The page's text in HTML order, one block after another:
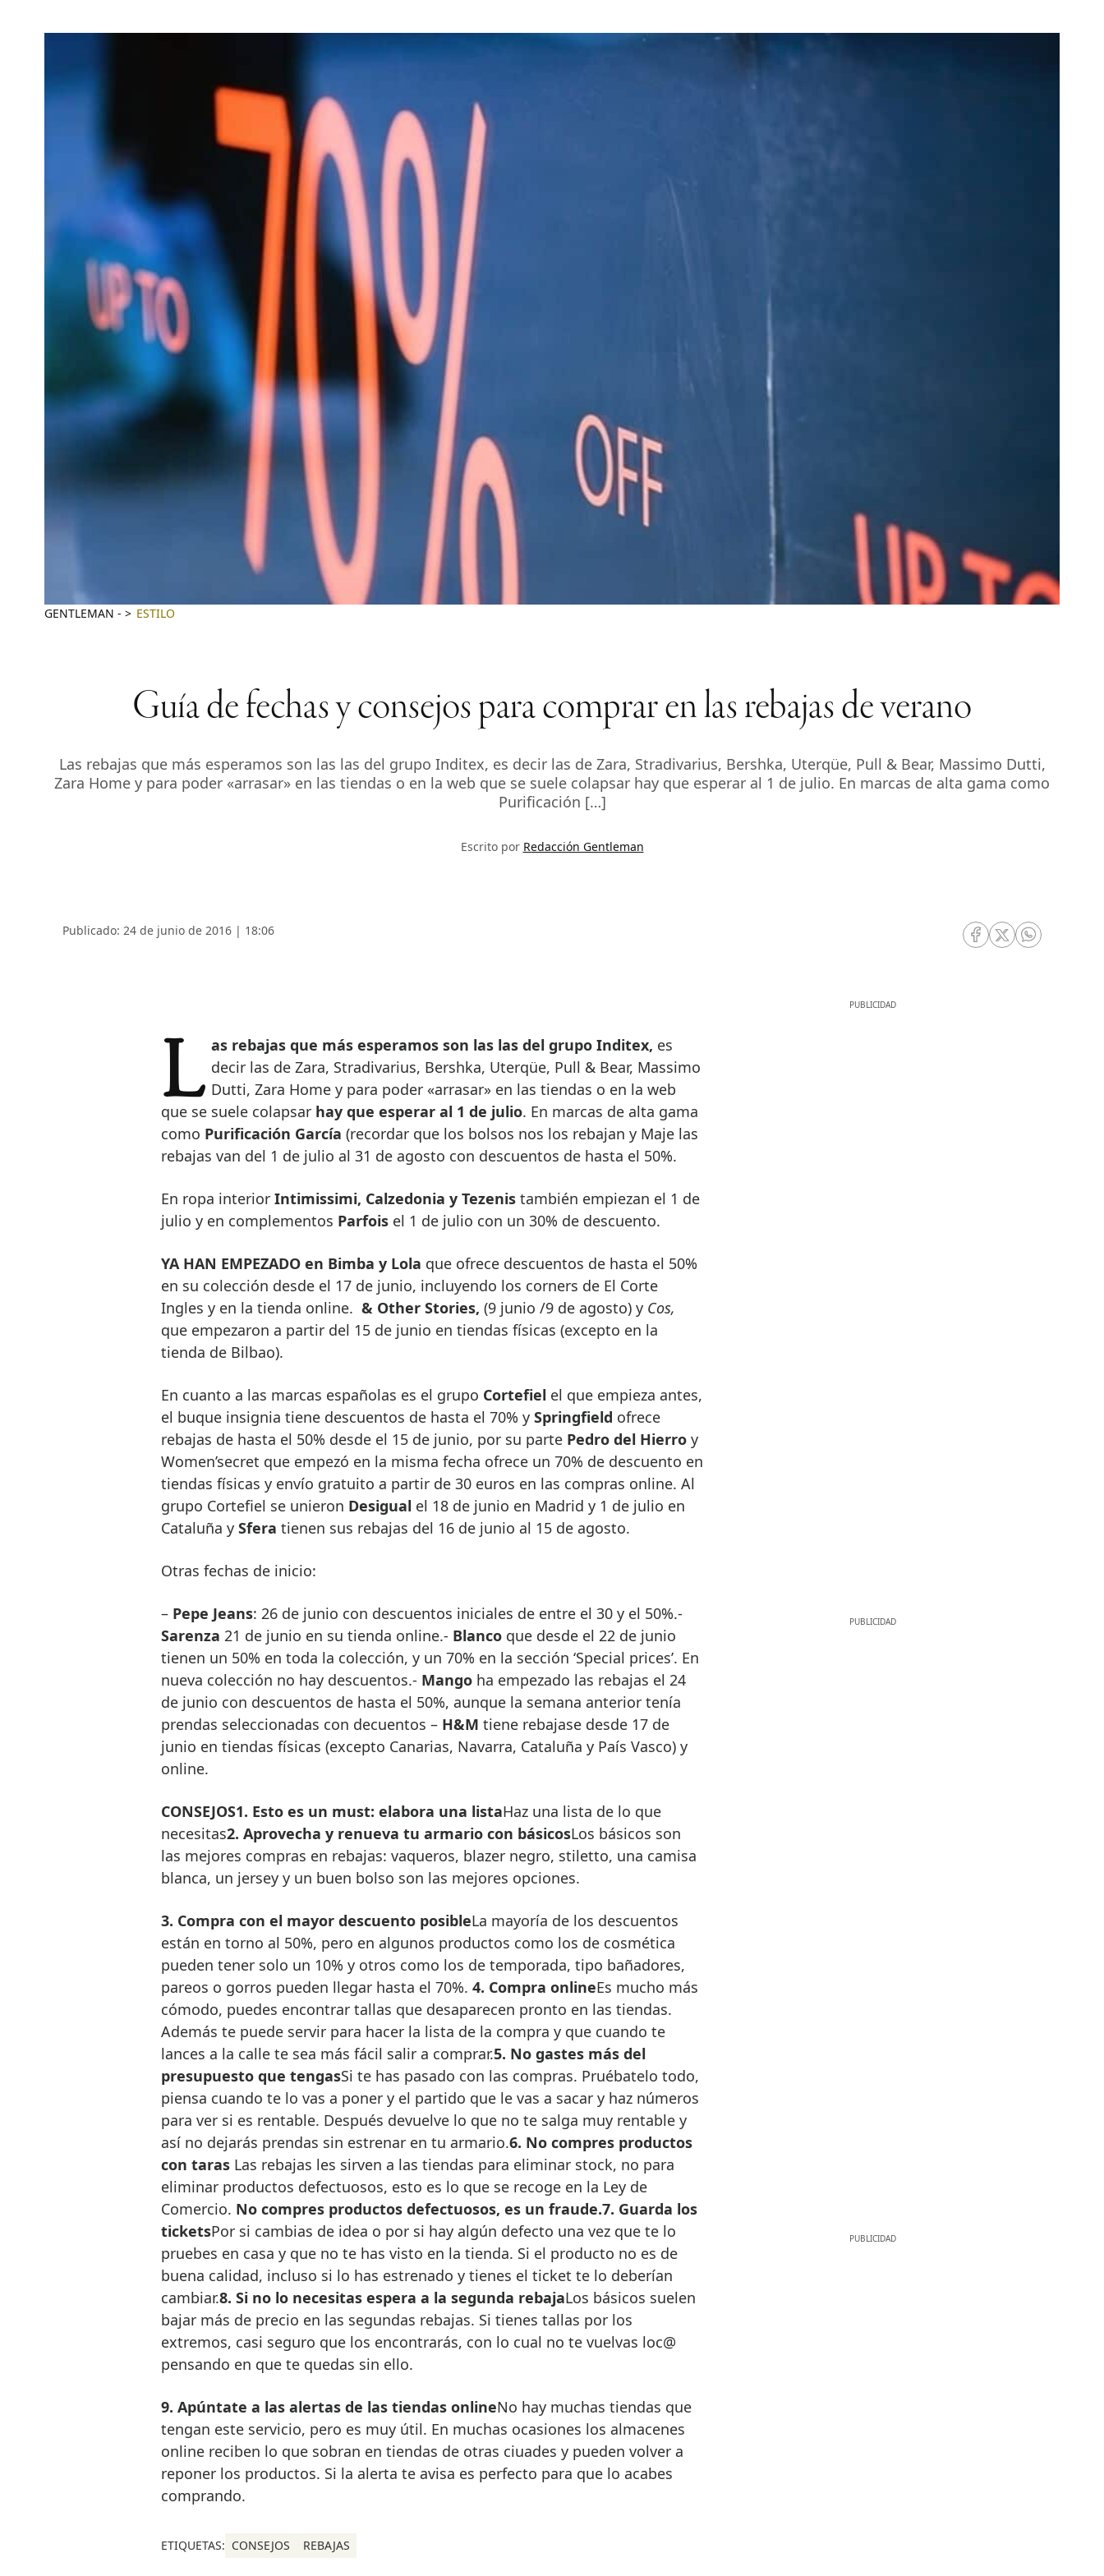
GENTLEMAN - ESTILO
Guía de fechas y consejos para comprar en las rebajas de verano
Las rebajas que más esperamos son las las del grupo Inditex, es decir las de Zara, Stradivarius, Bershka, Uterqüe, Pull & Bear, Massimo Dutti,
Zara Home y para poder «arrasar» en las tiendas o en la web que se suele colapsar hay que esperar al 1 de julio. En marcas de alta gama como
Purificación […]
Escrito por Redacción Gentleman
Publicado: 24 de junio de 2016 | 18:06
RRSS Facebook
RRSS Twitter
RRSS
Las rebajas que más esperamos son las las del grupo Inditex, es
decir las de Zara, Stradivarius, Bershka, Uterqüe, Pull & Bear, Massimo
Dutti, Zara Home y para poder «arrasar» en las tiendas o en la web
que se suele colapsar hay que esperar al 1 de julio. En marcas de alta gama
como Purificación García (recordar que los bolsos nos los rebajan y Maje las
rebajas van del 1 de julio al 31 de agosto con descuentos de hasta el 50%.
En ropa interior Intimissimi, Calzedonia y Tezenistambién empiezan el 1 de
julio y en complementos Parfoisel 1 de julio con un 30% de descuento.
YA HAN EMPEZADO en Bimba y Lola que ofrece descuentos de hasta el 50%
en su colección desde el 17 de junio, incluyendo los corners de El Corte
Ingles y en la tienda online. & Other Stories, (9 junio /9 de agosto) y Cos,
que empezaron a partir del 15 de junio en tiendas físicas (excepto en la
tienda de Bilbao).
En cuanto a las marcas españolas es el grupo Cortefiel el que empieza antes,
el buque insignia tiene descuentos de hasta el 70% ySpringfield ofrece
rebajas de hasta el 50% desde el 15 de junio, por su partePedro del Hierroy
Women’secret que empezó en la misma fecha ofrece un 70% de descuento en
tiendas físicas y envío gratuito a partir de 30 euros en las compras online. Al
grupo Cortefiel se unieron Desigual el 18 de junio en Madrid y 1 de julio en
Cataluña y Sfera tienen sus rebajas del 16 de junio al 15 de agosto.
Otras fechas de inicio:
– Pepe Jeans: 26 de junio con descuentos iniciales de entre el 30 y el 50%.-
Sarenza 21 de junio en su tienda online.- Blancoque desde el 22 de junio
tienen un 50% en toda la colección, y un 70% en la sección ‘Special prices’. En
nueva colección no hay descuentos.- Mangoha empezado las rebajas el 24
de junio con descuentos de hasta el 50%, aunque la semana anterior tenía
prendas seleccionadas con decuentos – H&M tiene rebajase desde 17 de
junio en tiendas físicas (excepto Canarias, Navarra, Cataluña y País Vasco) y
online.
CONSEJOS1. Esto es un must: elabora una listaHaz una lista de lo que
necesitas2. Aprovecha y renueva tu armario con básicosLos básicos son
las mejores compras en rebajas: vaqueros, blazer negro, stiletto, una camisa
blanca, un jersey y un buen bolso son las mejores opciones.
3. Compra con el mayor descuento posibleLa mayoría de los descuentos
están en torno al 50%, pero en algunos productos como los de cosmética
pueden tener solo un 10% y otros como los de temporada, tipo bañadores,
pareos o gorros pueden llegar hasta el 70%. 4. Compra onlineEs mucho más
cómodo, puedes encontrar tallas que desaparecen pronto en las tiendas.
Además te puede servir para hacer la lista de la compra y que cuando te
lances a la calle te sea más fácil salir a comprar.5. No gastes más del
presupuesto que tengasSi te has pasado con las compras. Pruébatelo todo,
piensa cuando te lo vas a poner y el partido que le vas a sacar y haz números
para ver si es rentable. Después devuelve lo que no te salga muy rentable y
así no dejarás prendas sin estrenar en tu armario.6. No compres productos
con tarasLas rebajas les sirven a las tiendas para eliminar stock, no para
eliminar productos defectuosos, esto es lo que se recoge en la Ley de
Comercio. No compres productos defectuosos, es un fraude.7. Guarda los
ticketsPor si cambias de idea o por si hay algún defecto una vez que te lo
pruebes en casa y que no te has visto en la tienda. Si el producto no es de
buena calidad, incluso si lo has estrenado y tienes el ticket te lo deberían
cambiar.8. Si no lo necesitas espera a la segunda rebajaLos básicos suelen
bajar más de precio en las segundas rebajas. Si tienes tallas por los
extremos, casi seguro que los encontrarás, con lo cual no te vuelvas loc@
pensando en que te quedas sin ello.
9. Apúntate a las alertas de las tiendas onlineNo hay muchas tiendas que
tengan este servicio, pero es muy útil. En muchas ocasiones los almacenes
online reciben lo que sobran en tiendas de otras ciuades y pueden volver a
reponer los productos. Si la alerta te avisa es perfecto para que lo acabes
comprando.
ETIQUETAS: CONSEJOS REBAJAS